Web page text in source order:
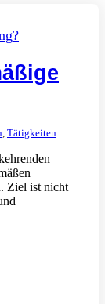
, Tätigkeiten
Ziel ist nicht